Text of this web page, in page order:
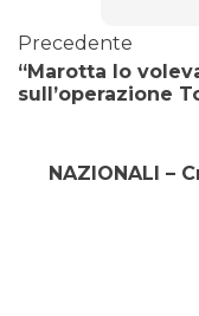
Precedente
“Marotta lo
sull’operazione
NAZIONALI –